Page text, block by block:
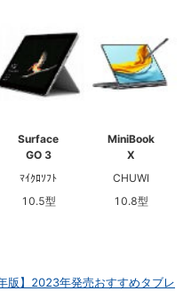
Surface
GO 3
ﾏｲｸﾛｿﾌﾄ
10.5型
MiniBook
X
CHUWI
10.8型
版】2023年発売おすすめタブレ